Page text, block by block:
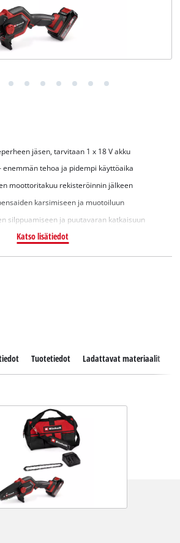
jäsen, tarvitaan 1 x 18 V akku
tehoa ja pidempi käyttöaika
moottoritakuu rekisteröinnin jälkeen
karsimiseen ja muotoiluun
silppuamiseen ja puutavaran katkaisuun
Katso lisätiedot
Tuotetiedot Ladattavat materiaalit